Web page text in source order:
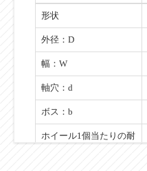
形状
外径：D
幅：W
軸穴：d
ボス：b
ホイール1個当たりの耐